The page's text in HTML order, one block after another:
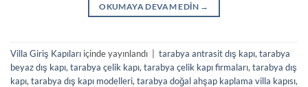
OKUMAYA DEVAM EDIN →
Villa Giriş Kapıları içinde yayınlandı tarabya antrasit dış kapı, tarabya
beyaz dış kapı, tarabya çelik kapı, tarabya çelik kapı firmaları, tarabya dış
kapı, tarabya dış kapı modelleri, tarabya doğal ahşap kaplama villa kapısı,